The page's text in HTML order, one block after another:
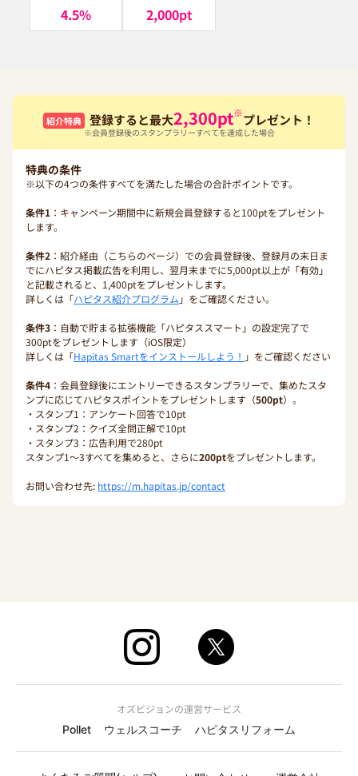
ア）
4.5% 2,000pt
紹介特典 登録すると最大2,300pt※プレゼント！
※会員登録後のスタンプラリーすべてを達成した場合
特典の条件
※以下の4つの条件すべてを満たした場合の合計ポイントです。
条件1 ：キャンペーン期間中に新規会員登録すると100ptをプレゼント
します。
条件2 ：紹介経由（こちらのページ）での会員登録後、登録月の末日ま
でにハピタス掲載広告を利用し、翌月末までに5,000pt以上が「有効」
と記載されると、1,400ptをプレゼントします。
詳しくは「ハピタス紹介プログラム 」をご確認ください。
条件3 ：自動で貯まる拡張機能「ハピタススマート」の設定完了で
300ptをプレゼントします（iOS限定）
詳しくは「Hapitas Smartをインストールしよう！ 」をご確認ください
条件4 ：会員登録後にエントリーできるスタンプラリーで、集めたスタ
ンプに応じてハピタスポイントをプレゼントします（500pt）。
・スタンプ1：アンケート回答で10pt
・スタンプ2：クイズ全問正解で10pt
・スタンプ3：広告利用で280pt
スタンプ1〜3すべてを集めると、さらに200ptをプレゼントします。
お問い合わせ先: https://m.hapitas.jp/contact
オズビジョンの運営サービス
Pollet
ウェルスコーチ ハピタスリフォーム